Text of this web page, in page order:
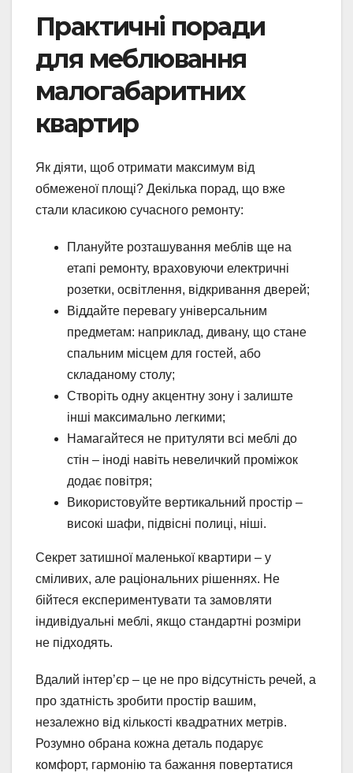
Практичні поради
для меблювання
малогабаритних
квартир
Як діяти, щоб отримати максимум від
обмеженої площі? Декілька порад, що вже
стали класикою сучасного ремонту:
Плануйте розташування меблів ще на
етапі ремонту, враховуючи електричні
розетки, освітлення, відкривання дверей;
Віддайте перевагу універсальним
предметам: наприклад, дивану, що стане
спальним місцем для гостей, або
складаному столу;
Створіть одну акцентну зону і залиште
інші максимально легкими;
Намагайтеся не притуляти всі меблі до
стін – іноді навіть невеличкий проміжок
додає повітря;
Використовуйте вертикальний простір –
високі шафи, підвісні полиці, ніші.
Секрет затишної маленької квартири – у
сміливих, але раціональних рішеннях. Не
бійтеся експериментувати та замовляти
індивідуальні меблі, якщо стандартні розміри
не підходять.
Вдалий інтер’єр – це не про відсутність речей, а
про здатність зробити простір вашим,
незалежно від кількості квадратних метрів.
Розумно обрана кожна деталь подарує
комфорт, гармонію та бажання повертатися